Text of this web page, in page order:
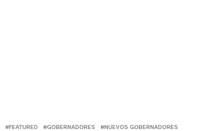
FEATURED GOBERNADORES
NUEVOS GOBERNADORES